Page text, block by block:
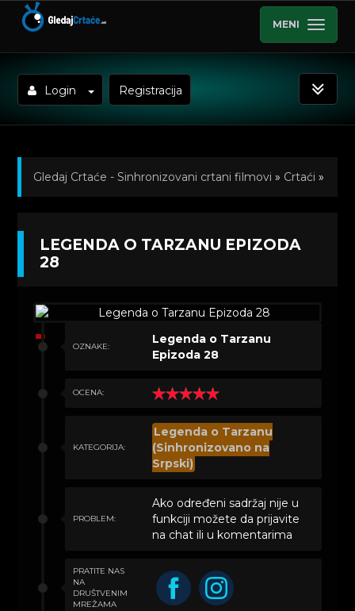
MENI
Login Registracija
Gledaj Crtaće - Sinhronizovani crtani filmovi » Crtaći »
Kratkometrazni crtani filmovi
LEGENDA O TARZANU EPIZODA
28
OZNAKE:
Legenda o Tarzanu
Epizoda 28
OCENA:
KATEGORIJA:
Legenda o Tarzanu
(Sinhronizovano na
Srpski)
PROBLEM:
Ako određeni sadržaj nije u
funkciji možete da prijavite
na chat ili u komentarima
PRATITE NAS
NA
DRUŠTVENIM
MREŽAMA